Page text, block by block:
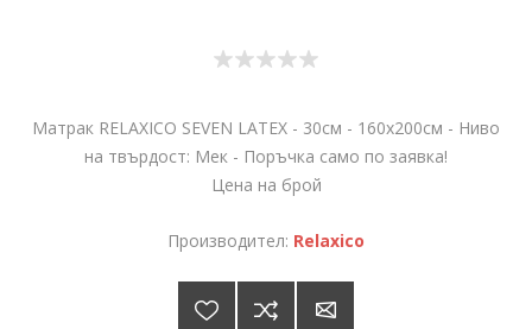
Матрак RELAXICO SEVEN LATEX - 30см - 160х200см - Ниво
на твърдост: Мек - Поръчка само по заявка!
Цена на брой
Производител: Relaxico